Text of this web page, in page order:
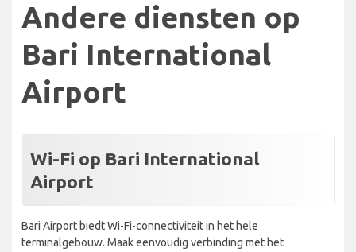
Andere diensten op
Bari International
Airport
Wi-Fi op Bari International
Airport
Bari Airport biedt Wi-Fi-connectiviteit in het hele
terminalgebouw. Maak eenvoudig verbinding met het